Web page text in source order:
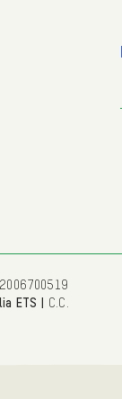
ETS | C.C.